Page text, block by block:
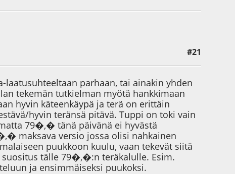
#21
parhaan, tai ainakin yhden
tekemän tutkielman myötä hankkimaan
hyvin käteenkäypä ja terä on erittäin
hyvin teränsä pitävä. Tuppi on toki vain
79�,� tänä päivänä ei hyvästä
maksava versio jossa olisi nahkainen
puukkoon kuulu, vaan tekevät siitä
tälle 79�,�:n teräkalulle. Esim.
ja ensimmäiseksi puukoksi.